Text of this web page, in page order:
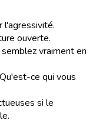
l'agressivité.
ouverte.
vraiment en
ce qui vous
si le